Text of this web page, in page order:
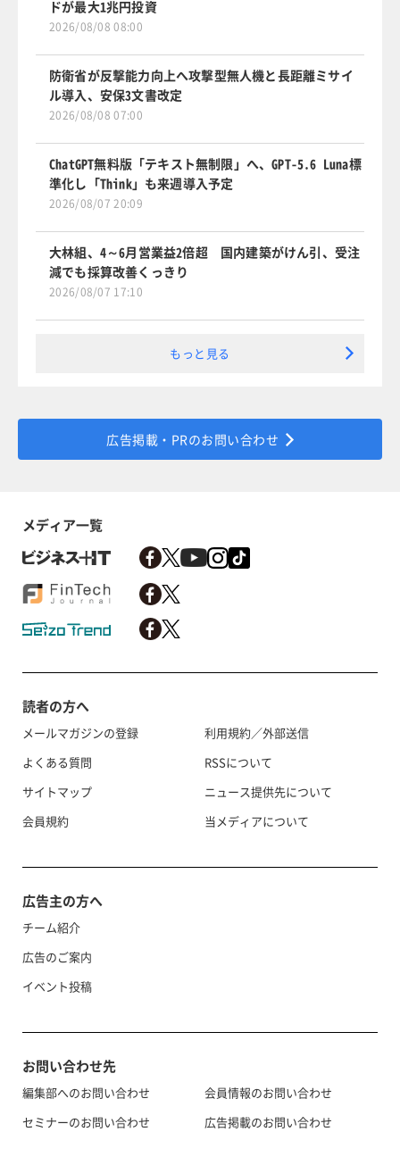
ドが最大1兆円投資
2026/08/08 08:00
防衛省が反撃能力向上へ攻撃型無人機と長距離ミサイ
ル導入、安保3文書改定
2026/08/08 07:00
ChatGPT無料版「テキスト無制限」へ、GPT-5.6 Luna標
準化し「Think」も来週導入予定
2026/08/07 20:09
大林組、4～6月営業益2倍超 国内建築がけん引、受注
減でも採算改善くっきり
2026/08/07 17:10
もっと見る
広告掲載・PRのお問い合わせ
メディア一覧
読者の方へ
メールマガジンの登録
よくある質問
サイトマップ
会員規約
利用規約／外部送信
RSSについて
ニュース提供先について
当メディアについて
広告主の方へ
チーム紹介
広告のご案内
イベント投稿
お問い合わせ先
編集部へのお問い合わせ
セミナーのお問い合わせ
会員情報のお問い合わせ
広告掲載のお問い合わせ